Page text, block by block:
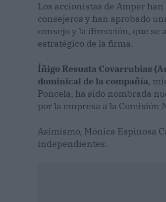
Los accionistas de Amper
consejeros y han aprobado
consejo y la dirección, que se
estratégico de la firma.
Íñigo Resusta Covarrubias
dominical de la compañía,
Poncela, ha sido nombrada
por la empresa a la Comisión
Asimismo, Mónica Espinosa
independientes.